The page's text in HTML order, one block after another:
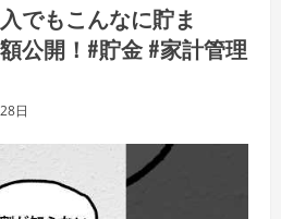
でもこんなに貯ま
公開！#貯金 #家計管理
日